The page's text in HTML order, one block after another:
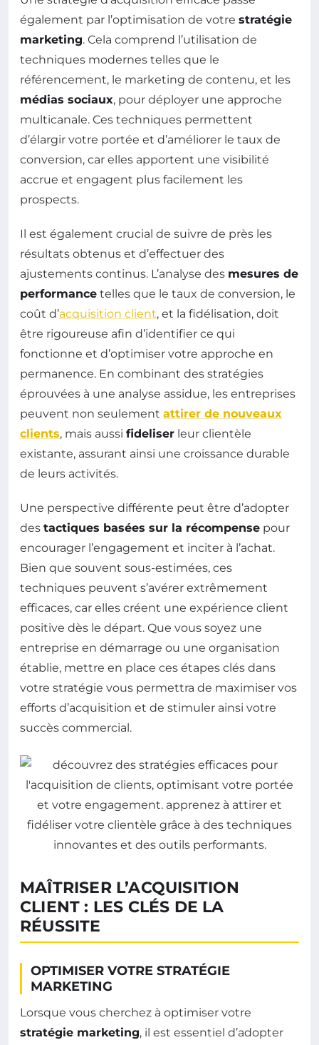
également par l’optimisation de votre stratégie
marketing. Cela comprend l’utilisation de
techniques modernes telles que le
référencement, le marketing de contenu, et les
médias sociaux, pour déployer une approche
multicanale. Ces techniques permettent
d’élargir votre portée et d’améliorer le taux de
conversion, car elles apportent une visibilité
accrue et engagent plus facilement les
prospects.
Il est également crucial de suivre de près les
résultats obtenus et d’effectuer des
ajustements continus. L’analyse des mesures de
performance telles que le taux de conversion, le
coût d’acquisition client, et la fidélisation, doit
être rigoureuse afin d’identifier ce qui
fonctionne et d’optimiser votre approche en
permanence. En combinant des stratégies
éprouvées à une analyse assidue, les entreprises
peuvent non seulement attirer de nouveaux
clients, mais aussi fideliser leur clientèle
existante, assurant ainsi une croissance durable
de leurs activités.
Une perspective différente peut être d’adopter
des tactiques basées sur la récompense pour
encourager l’engagement et inciter à l’achat.
Bien que souvent sous-estimées, ces
techniques peuvent s’avérer extrêmement
efficaces, car elles créent une expérience client
positive dès le départ. Que vous soyez une
entreprise en démarrage ou une organisation
établie, mettre en place ces étapes clés dans
votre stratégie vous permettra de maximiser vos
efforts d’acquisition et de stimuler ainsi votre
succès commercial.
MAÎTRISER L’ACQUISITION
CLIENT : LES CLÉS DE LA
RÉUSSITE
OPTIMISER VOTRE STRATÉGIE
MARKETING
Lorsque vous cherchez à optimiser votre
stratégie marketing, il est essentiel d’adopter